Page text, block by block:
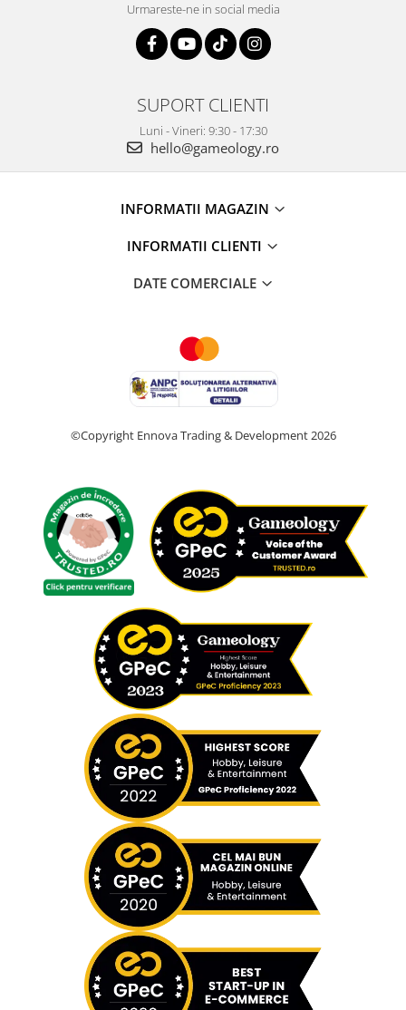
Urmareste-ne in social media
SUPORT CLIENTI
Luni - Vineri: 9:30 - 17:30
hello@gameology.ro
INFORMATII MAGAZIN
INFORMATII CLIENTI
DATE COMERCIALE
©Copyright Ennova Trading & Development 2026